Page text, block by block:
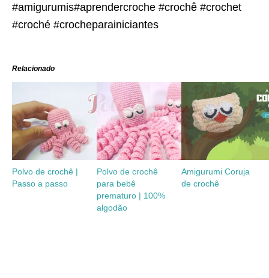
#amigurumis#aprendercroche #crochê #crochet
#croché #crocheparainiciantes
Relacionado
Polvo de crochê |
Passo a passo
Polvo de crochê
para bebê
prematuro | 100%
algodão
Amigurumi Coruja
de crochê